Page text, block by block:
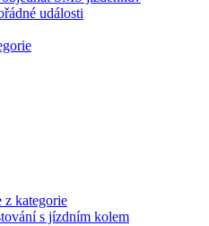
události
z kategorie
s jízdním kolem